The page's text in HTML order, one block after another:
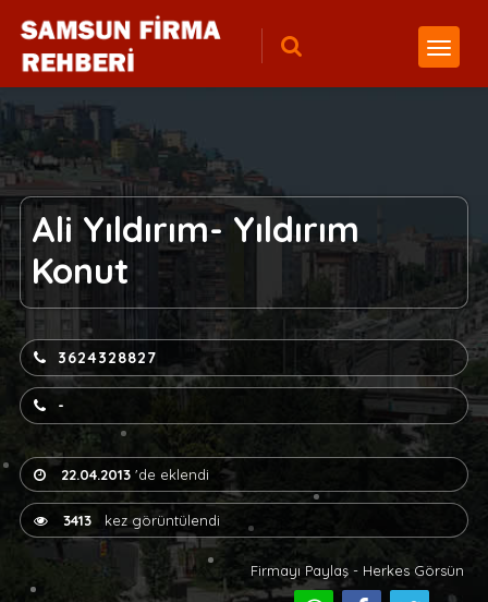
Ali Yıldırım- Yıldırım
Konut
3624328827
-
22.04.2013'de eklendi
3413kez görüntülendi
Firmayı Paylaş - Herkes Görsün